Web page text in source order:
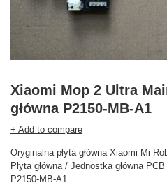
Xiaomi Mop 2 Ultra
główna P2150-MB-A1
+ Add to compare
Oryginalna płyta główna Xiaomi Mi
Płyta główna / Jednostka główna PCB
P2150-MB-A1